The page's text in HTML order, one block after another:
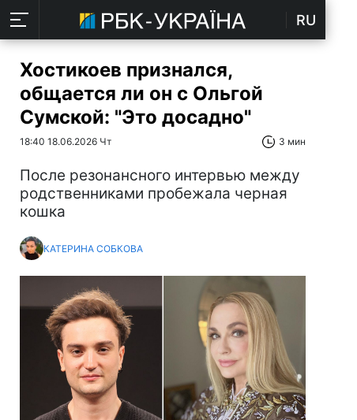
RU
Хостикоев признался,
общается ли он с Ольгой
Сумской: "Это досадно"
18:40 18.06.2026 Чт 3 мин
После резонансного интервью между
родственниками пробежала черная
кошка
КАТЕРИНА СОБКОВА